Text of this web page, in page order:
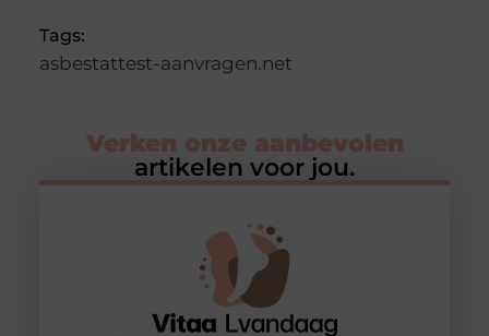
Tags:
asbestattest-aanvragen.net
Verken onze aanbevolen
artikelen voor jou.